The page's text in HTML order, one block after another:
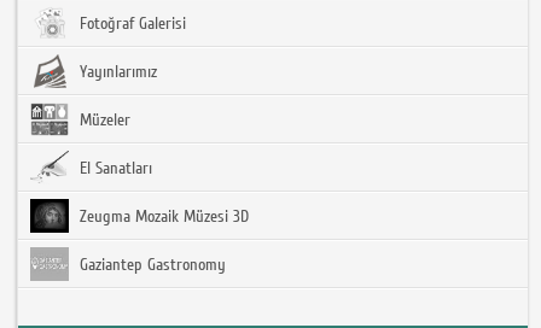
Fotoğraf Galerisi
Yayınlarımız
Müzeler
El Sanatları
Zeugma Mozaik Müzesi 3D
Gaziantep Gastronomy